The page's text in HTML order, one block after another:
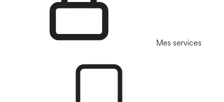
Mes services